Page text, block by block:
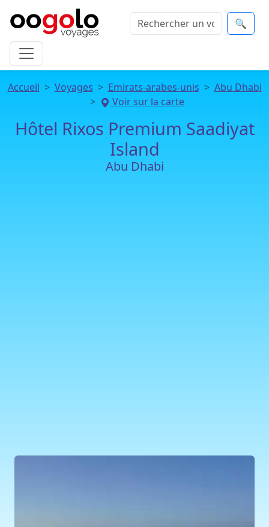
🔍
Accueil Voyages Emirats-arabes-unis
Abu Dhabi
Voir sur la carte
Hôtel Rixos Premium Saadiyat
Island
Abu Dhabi